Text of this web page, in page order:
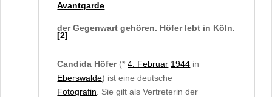
Avantgarde
der Gegenwart gehören. Höfer lebt in Köln.
[2]
Candida Höfer(*4. Februar 1944 in
Eberswalde) ist eine deutsche
Fotografin . Sie gilt als Vertreterin der